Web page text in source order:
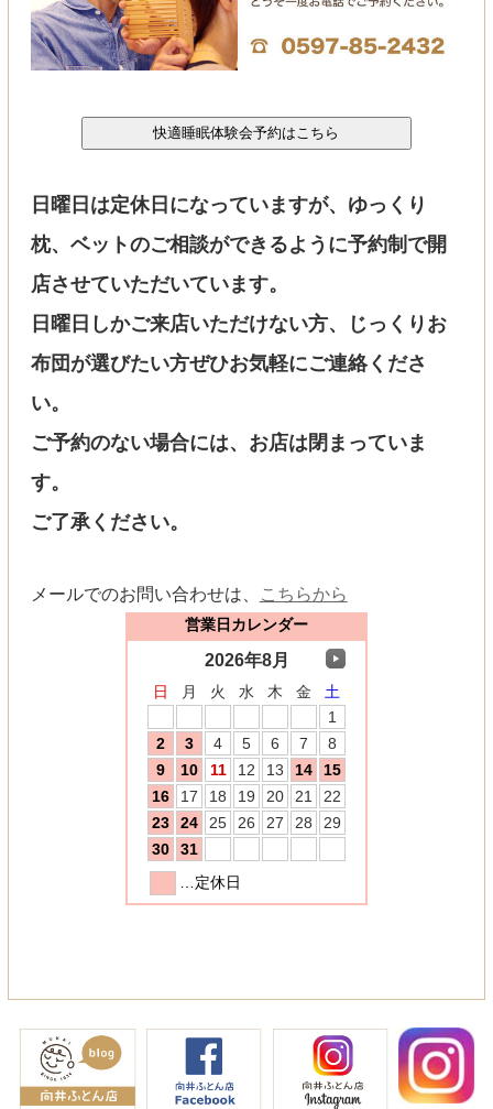
日曜日は定休日になっていますが、ゆっくり
枕、ベットのご相談ができるように予約制で開
店させていただいています。
日曜日しかご来店いただけない方、じっくりお
布団が選びたい方ぜひお気軽にご連絡くださ
い。
ご予約のない場合には、お店は閉まっていま
す。
ご了承ください。
メールでのお問い合わせは、 こちらから